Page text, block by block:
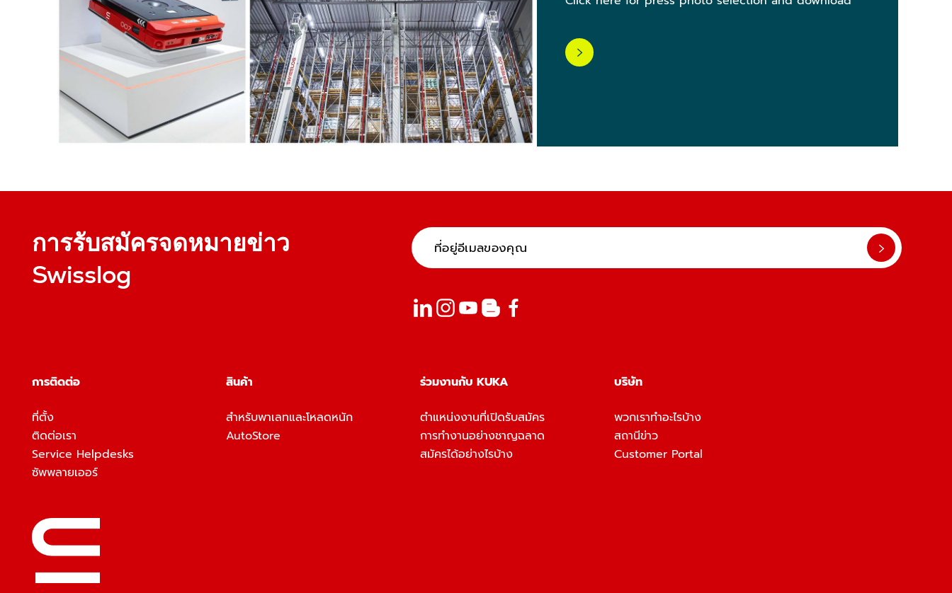
การรับสมัครจดหมายข่าว
Swisslog
การติดต่อ
ที่ตั้ง
ติดต่อเรา
Service Helpdesks
ซัพพลายเออร์
สินค้า
สำหรับพาเลทและโหลดหนัก
AutoStore
ร่วมงานกับ KUKA
ตำแหน่งงานที่เปิดรับสมัคร
การทำงานอย่างชาญฉลาด
สมัครได้อย่างไรบ้าง
บริษัท
พวกเราทำอะไรบ้าง
สถานีข่าว
Customer Portal